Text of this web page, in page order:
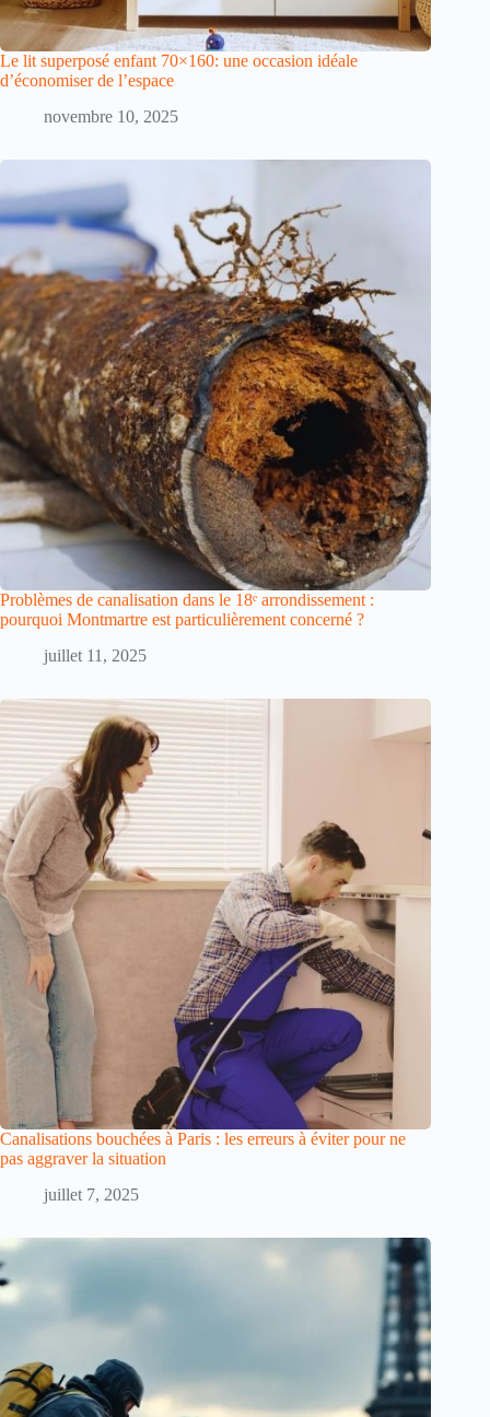
Le lit superposé enfant 70×160: une occasion idéale
d’économiser de l’espace
novembre 10, 2025
Problèmes de canalisation dans le 18ᵉ arrondissement :
pourquoi Montmartre est particulièrement concerné ?
juillet 11, 2025
Canalisations bouchées à Paris : les erreurs à éviter pour ne
pas aggraver la situation
juillet 7, 2025